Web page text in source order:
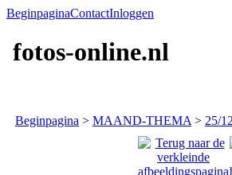
BeginpaginaContactInloggen
fotos-online.nl
Beginpagina > MAAND-THEMA > 25/